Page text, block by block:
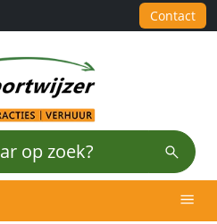
Contact